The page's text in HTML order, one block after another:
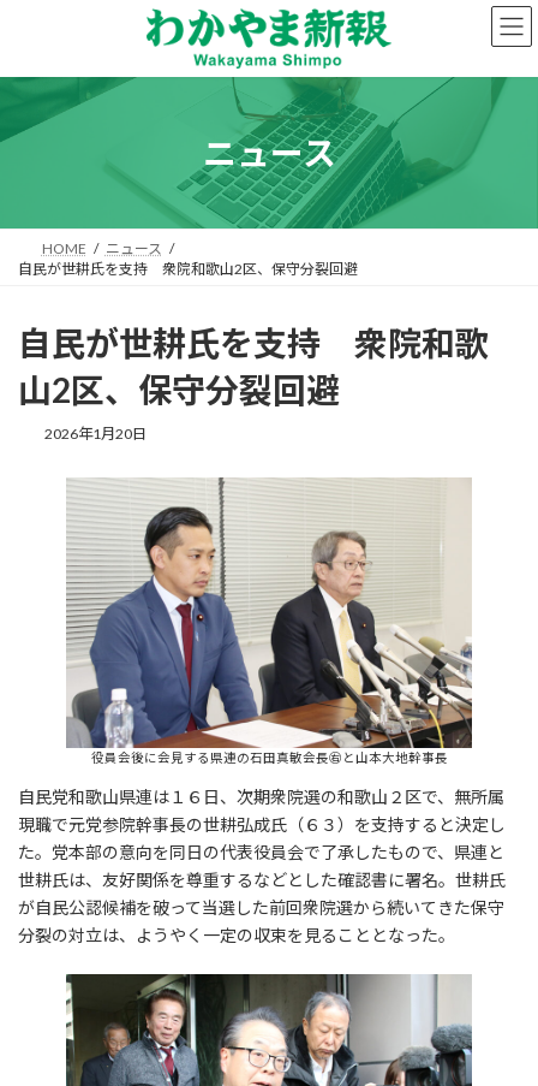
ン
へ
プ
ー
ョ
動
ニュース
HOME
ニュース
自民が世耕氏を支持 衆院和歌山2区、保守分裂回避
自民が世耕氏を支持 衆院和歌
山2区、保守分裂回避
2026年1月20日
役員会後に会見する県連の石田真敏会長㊨と山本大地幹事長
自民党和歌山県連は１６日、次期衆院選の和歌山２区で、無所属
現職で元党参院幹事長の世耕弘成氏（６３）を支持すると決定し
た。党本部の意向を同日の代表役員会で了承したもので、県連と
世耕氏は、友好関係を尊重するなどとした確認書に署名。世耕氏
が自民公認候補を破って当選した前回衆院選から続いてきた保守
分裂の対立は、ようやく一定の収束を見ることとなった。